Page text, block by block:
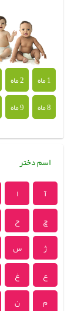
1 ماه 2 ماه
8 ماه
9 ماه
اسم دختر
آ ا
چ
ح
ژ
س
ع
غ
م
ن